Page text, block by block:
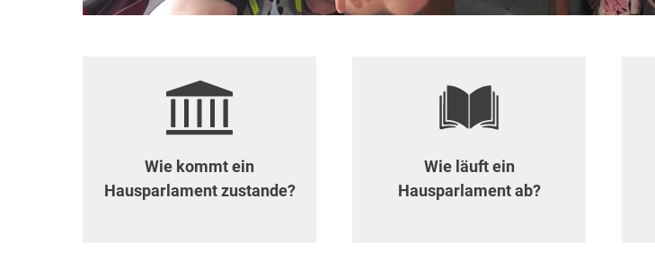
Wie kommt ein
Hausparlament zustande?
Wie läuft ein
Hausparlament ab?